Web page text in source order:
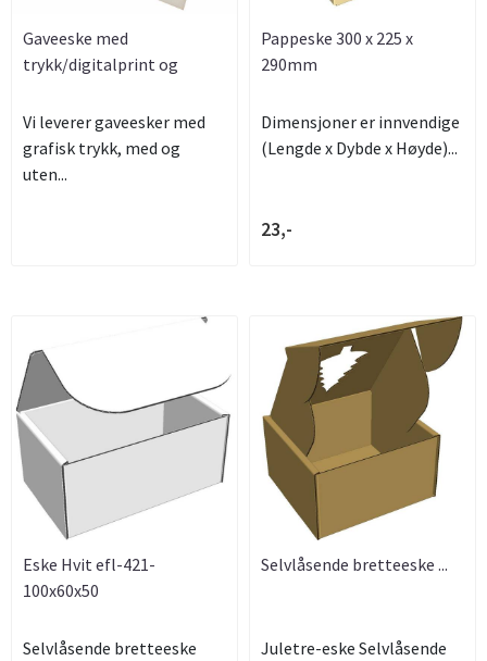
Gaveeske med
trykk/digitalprint og
Vi leverer gaveesker med
grafisk trykk, med og
uten...
Pappeske 300 x 225 x
290mm
Dimensjoner er innvendige
(Lengde x Dybde x Høyde)...
23,-
Eske Hvit efl-421-
100x60x50
Selvlåsende bretteeske
Selvlåsende bretteeske ...
Juletre-eske Selvlåsende